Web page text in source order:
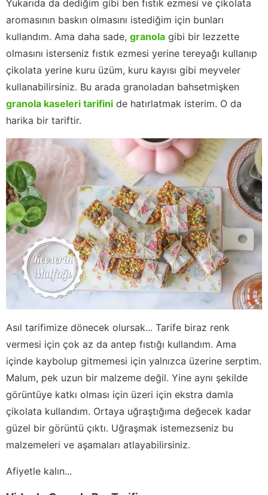
Yukarıda da dediğim gibi ben fıstık ezmesi ve çikolata
aromasının baskın olmasını istediğim için bunları
kullandım. Ama daha sade, granola gibi bir lezzette
olmasını isterseniz fıstık ezmesi yerine tereyağı kullanıp
çikolata yerine kuru üzüm, kuru kayısı gibi meyveler
kullanabilirsiniz. Bu arada granoladan bahsetmişken
granola kaseleri tarifini de hatırlatmak isterim. O da
harika bir tariftir.
Asıl tarifimize dönecek olursak... Tarife biraz renk
vermesi için çok az da antep fıstığı kullandım. Ama
içinde kaybolup gitmemesi için yalnızca üzerine serptim.
Malum, pek uzun bir malzeme değil. Yine aynı şekilde
görüntüye katkı olması için üzeri için ekstra damla
çikolata kullandım. Ortaya uğraştığıma değecek kadar
güzel bir görüntü çıktı. Uğraşmak istemezseniz bu
malzemeleri ve aşamaları atlayabilirsiniz.
Afiyetle kalın...